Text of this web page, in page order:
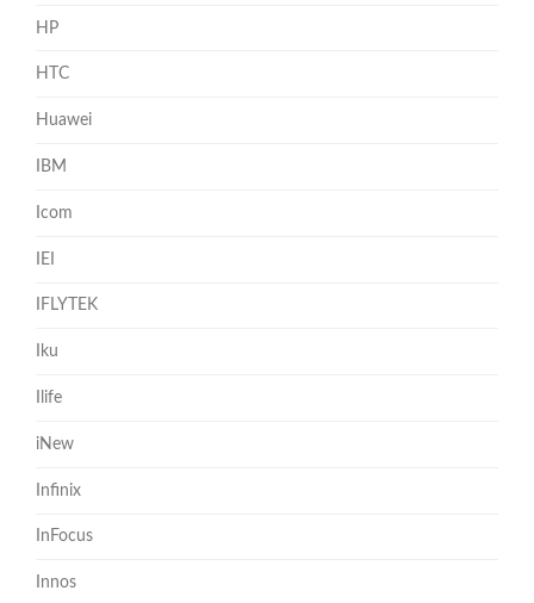
HP
HTC
Huawei
IBM
Icom
IEI
IFLYTEK
Iku
Ilife
iNew
Infinix
InFocus
Innos